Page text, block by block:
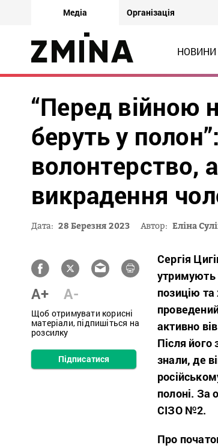
Медіа Організація
НОВИНИ
“Перед війною
беруть у
волонтерство,
викрадення
Дата: 28 Березня 2023 Автор: Еліна
A+ A-
Щоб отримувати корисні
матеріали, підпишіться на
розсилку
Підписатися
Сергія
утримують
позицію та
активно
Після його
знали, де
полоні. За
СІЗО №2.
Про